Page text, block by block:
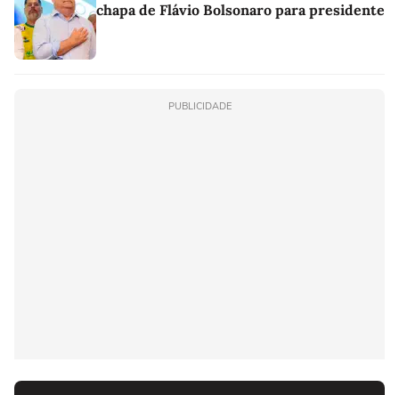
chapa de Flávio Bolsonaro para presidente
PUBLICIDADE